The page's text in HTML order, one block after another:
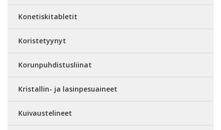
Konetiskitabletit
Koristetyynyt
Korunpuhdistusliinat
Kristallin- ja lasinpesuaineet
Kuivaustelineet